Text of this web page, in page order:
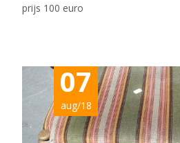
prijs 100 euro
07
aug/18